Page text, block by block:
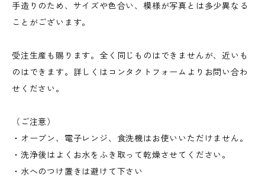
手造りのため、サイズや色合い、模様が写真とは多少異なる
ことがございます。
受注生産も賜ります。全く同じものはできませんが、近いも
のはできます。詳しくはコンタクトフォームよりお問い合わ
せください。
（ご注意）
・オーブン、電子レンジ、食洗機はお使いいただけません。
・洗浄後はよくお水をふき取って乾燥させてください。
・水へのつけ置きは避けて下さい